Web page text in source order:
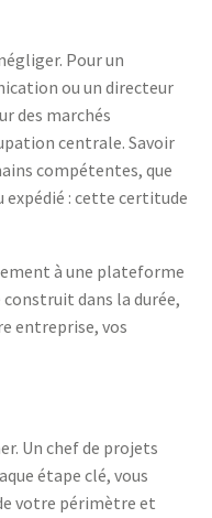
Pour un
ou un directeur
des marchés
centrale. Savoir
compétentes, que
expédié : cette certitude
à une plateforme
dans la durée,
entreprise, vos
Un chef de projets
étape clé, vous
votre périmètre et